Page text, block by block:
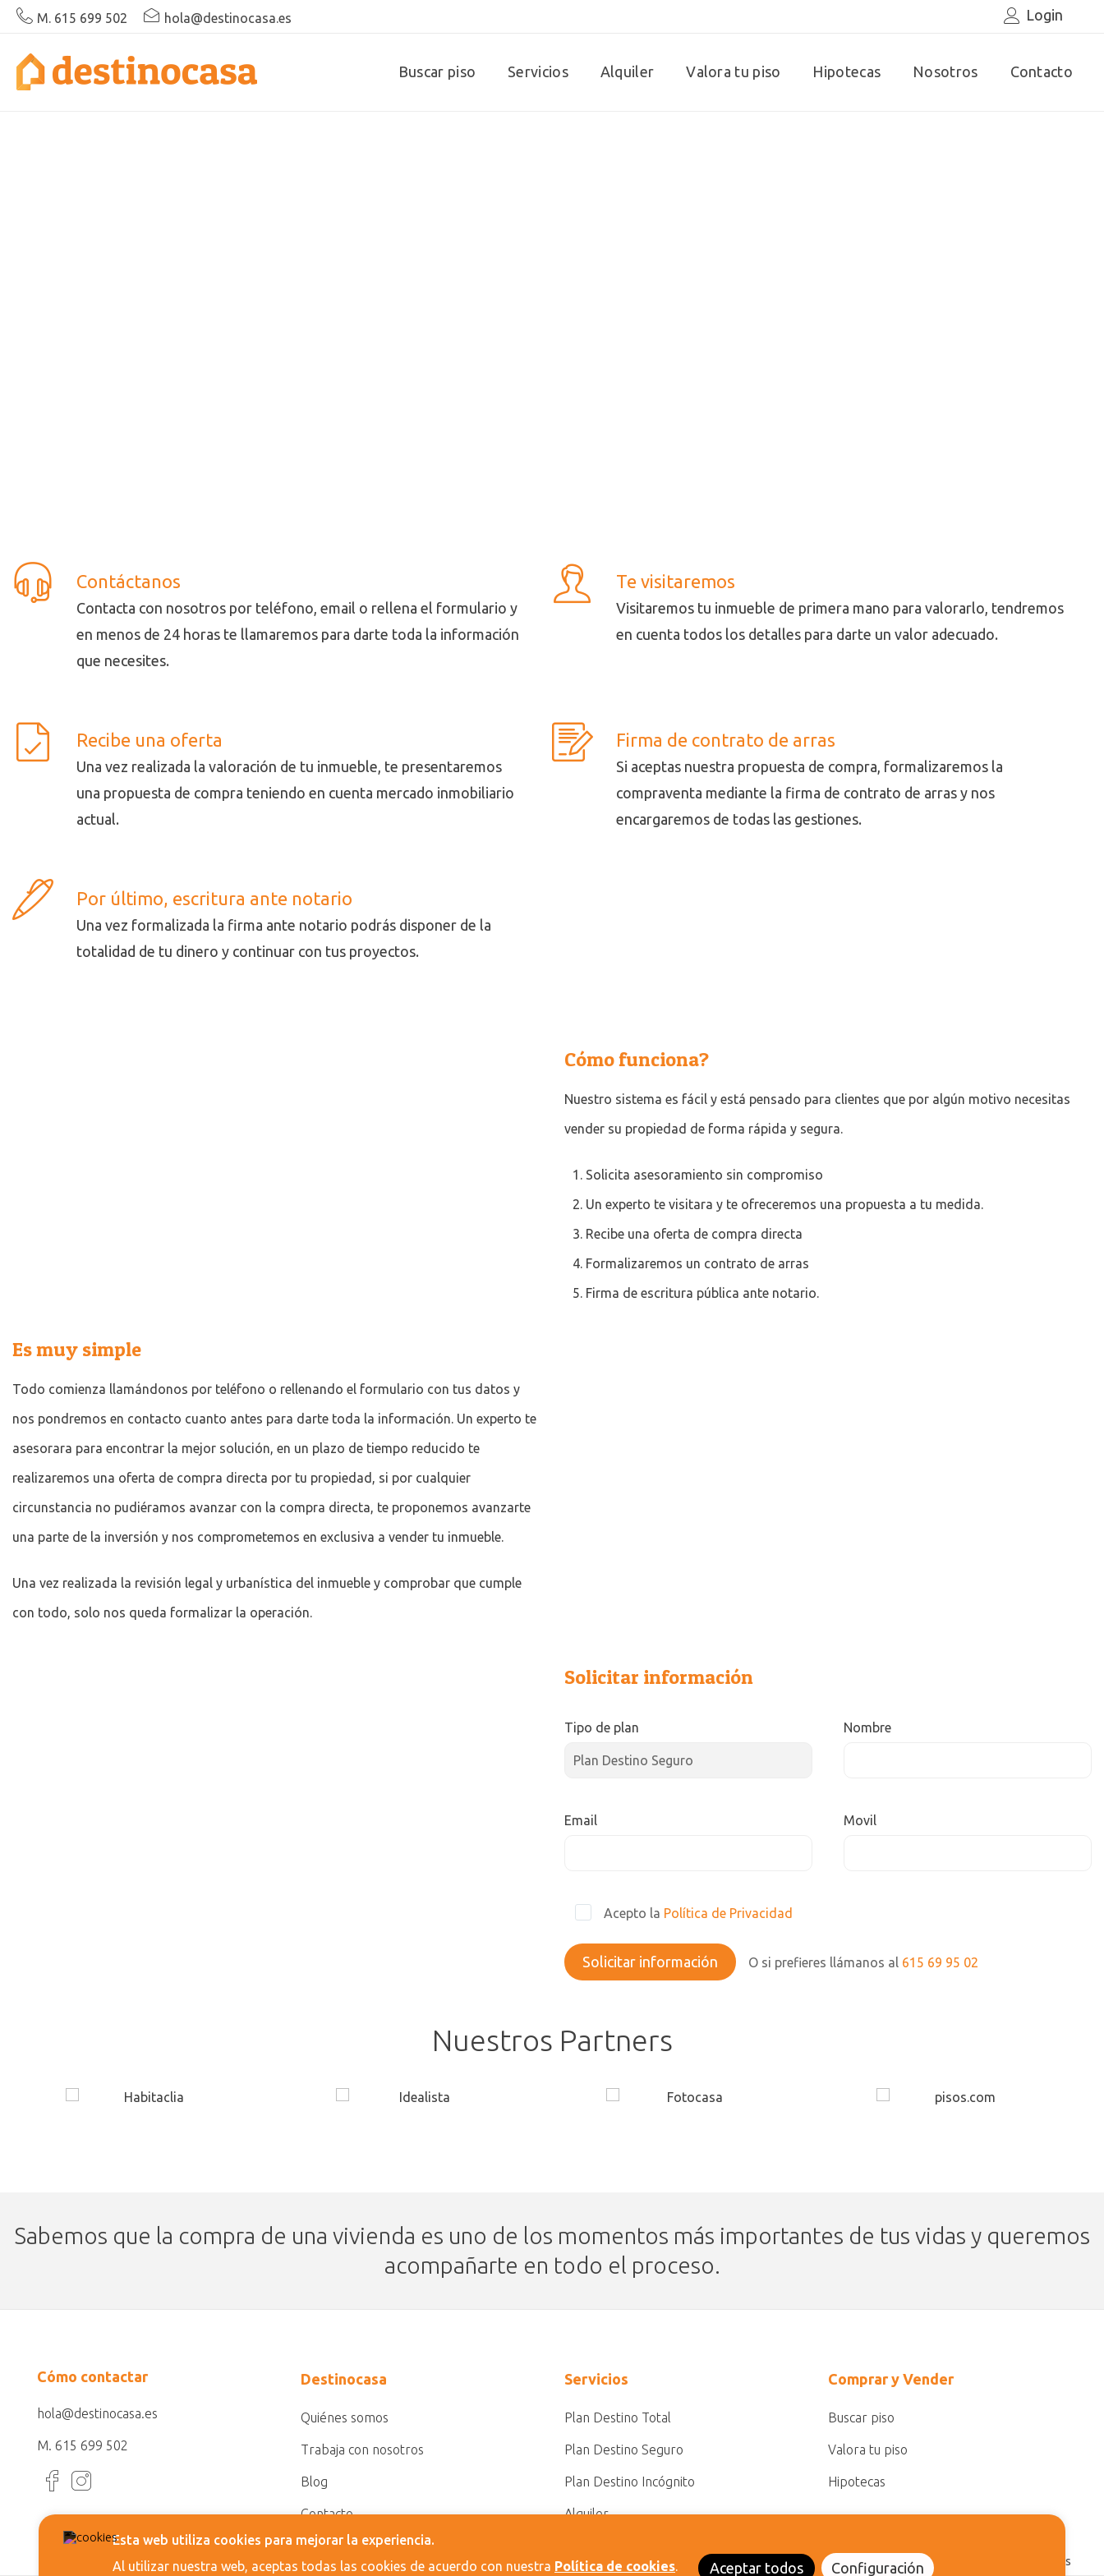
M. 615 699 502 hola@destinocasa.es Login
Buscar piso Servicios Alquiler Valora tu piso Hipotecas Nosotros Contacto
Contáctanos
Contacta con nosotros por teléfono, email o rellena el formulario y
en menos de 24 horas te llamaremos para darte toda la información
que necesites.
Te visitaremos
Visitaremos tu inmueble de primera mano para valorarlo, tendremos
en cuenta todos los detalles para darte un valor adecuado.
Recibe una oferta
Una vez realizada la valoración de tu inmueble, te presentaremos
una propuesta de compra teniendo en cuenta mercado inmobiliario
actual.
Firma de contrato de arras
Si aceptas nuestra propuesta de compra, formalizaremos la
compraventa mediante la firma de contrato de arras y nos
encargaremos de todas las gestiones.
Por último, escritura ante notario
Una vez formalizada la firma ante notario podrás disponer de la
totalidad de tu dinero y continuar con tus proyectos.
Cómo funciona?
Nuestro sistema es fácil y está pensado para clientes que por algún motivo necesitas
vender su propiedad de forma rápida y segura.
Solicita asesoramiento sin compromiso
Un experto te visitara y te ofreceremos una propuesta a tu medida.
Recibe una oferta de compra directa
Formalizaremos un contrato de arras
Firma de escritura pública ante notario.
Es muy simple
Todo comienza llamándonos por teléfono o rellenando el formulario con tus datos y
nos pondremos en contacto cuanto antes para darte toda la información. Un experto te
asesorara para encontrar la mejor solución, en un plazo de tiempo reducido te
realizaremos una oferta de compra directa por tu propiedad, si por cualquier
circunstancia no pudiéramos avanzar con la compra directa, te proponemos avanzarte
una parte de la inversión y nos comprometemos en exclusiva a vender tu inmueble.
Una vez realizada la revisión legal y urbanística del inmueble y comprobar que cumple
con todo, solo nos queda formalizar la operación.
Solicitar información
Tipo de plan Nombre
Email Movil
Acepto la Política de Privacidad
O si prefieres llámanos al 615 69 95 02
Nuestros Partners
Sabemos que la compra de una vivienda es uno de los momentos más importantes de tus vidas y queremos
acompañarte en todo el proceso.
Cómo contactar
hola@destinocasa.es
M. 615 699 502
Destinocasa
Quiénes somos
Trabaja con nosotros
Blog
Contacto
Servicios
Plan Destino Total
Plan Destino Seguro
Plan Destino Incógnito
Alquiler
Comprar y Vender
Buscar piso
Valora tu piso
Hipotecas
Aviso Legal Política de privacidad Política de Cookies
Esta web utiliza cookies para mejorar la experiencia.
Al utilizar nuestra web, aceptas todas las cookies de acuerdo con nuestra Política de cookies Aceptar todos Configuración